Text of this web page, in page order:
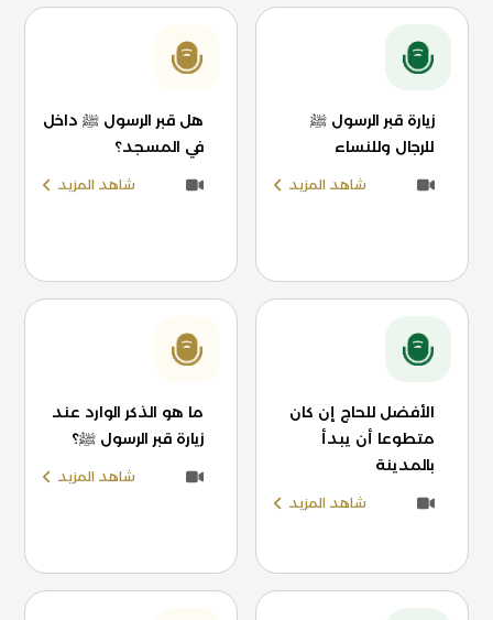
زيارة قبر الرسول ﷺ
للرجال وللنساء
شاهد المزيد
هل قبر الرسول ﷺ داخل
في المسجد؟
شاهد المزيد
الأفضل للحاج إن كان
متطوعا أن يبدأ
بالمدينة
شاهد المزيد
ما هو الذكر الوارد عند
زيارة قبر الرسول ﷺ؟
شاهد المزيد